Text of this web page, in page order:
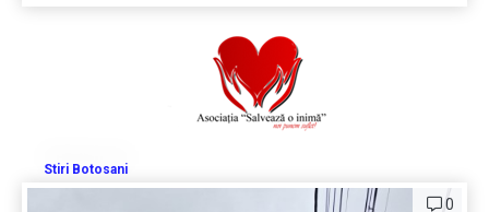
Stiri Botosani
0